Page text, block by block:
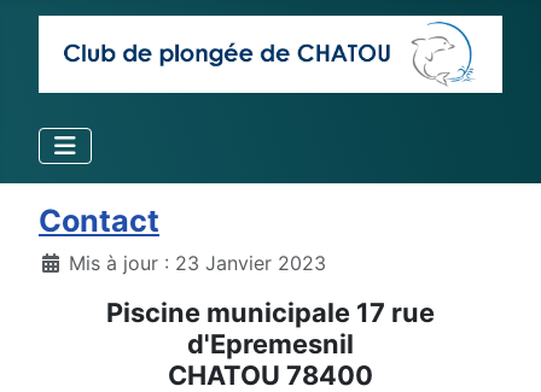
Contact
DétailsMis à jour : 23 Janvier 2023
Piscine municipale 17 rue
d'Epremesnil
CHATOU 78400